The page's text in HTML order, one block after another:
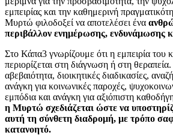
εμπειρίας και την καθημερινή
Μυρτώ φιλοδοξεί να αποτελέσει ένα
περιβάλλον ενημέρωσης, ενδυνάμωσης
Στο Κάπα3 γνωρίζουμε ότι η εμπειρία του
περιορίζεται στη διάγνωση ή στη
αβεβαιότητα, διοικητικές διαδικασίες,
ανάγκη για κοινωνικές παροχές,
εμπόδια και ανάγκη για αξιόπιστη
η Μυρτώ σχεδιάζεται ώστε να
αυτή τη σύνθετη διαδρομή, με τρόπο
κατανοητό.